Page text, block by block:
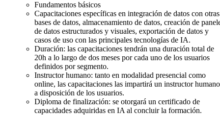
Fundamentos básicos
Capacitaciones específicas en integración de datos con otras
bases de datos, almacenamiento de datos, creación de
de datos estructurados y visuales, exportación de datos y
casos de uso con las principales tecnologías de IA.
Duración:las capacitaciones tendrán una duración total de
20h a lo largo de dos meses por cada uno de los usuarios
definidos por segmento.
Instructor humano: tanto en modalidad presencial como
online, las capacitaciones las impartirá un instructor humano
a disposición de los usuarios.
Diploma de finalización:se otorgará un certificado de
capacidades adquiridas en IA al concluir la formación.